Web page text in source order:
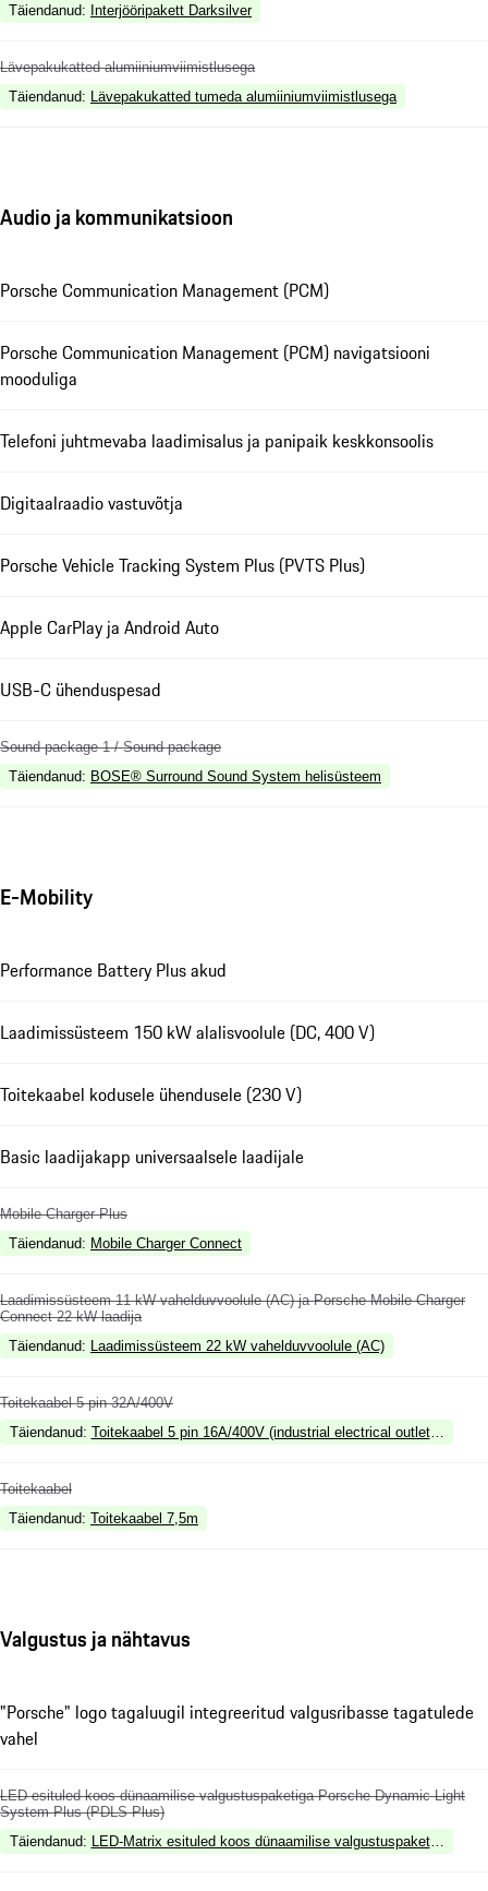
Täiendanud: Interjööripakett Darksilver
Lävepakukatted alumiiniumviimistlusega
Täiendanud: Lävepakukatted tumeda alumiiniumviimistlusega
Audio ja kommunikatsioon
Porsche Communication Management (PCM)
Porsche Communication Management (PCM) navigatsiooni
mooduliga
Telefoni juhtmevaba laadimisalus ja panipaik keskkonsoolis
Digitaalraadio vastuvõtja
Porsche Vehicle Tracking System Plus (PVTS Plus)
Apple CarPlay ja Android Auto
USB-C ühenduspesad
Sound package 1 / Sound package
Täiendanud: BOSE® Surround Sound System helisüsteem
E-Mobility
Performance Battery Plus akud
Laadimissüsteem 150 kW alalisvoolule (DC, 400 V)
Toitekaabel kodusele ühendusele (230 V)
Basic laadijakapp universaalsele laadijale
Mobile Charger Plus
Täiendanud: Mobile Charger Connect
Laadimissüsteem 11 kW vahelduvvoolule (AC) ja Porsche Mobile Charger
Connect 22 kW laadija
Täiendanud: Laadimissüsteem 22 kW vahelduvvoolule (AC)
Toitekaabel 5 pin 32A/400V
Täiendanud: Toitekaabel 5 pin 16A/400V (industrial electrical outlet red)
Toitekaabel
Täiendanud: Toitekaabel 7,5m
Valgustus ja nähtavus
"Porsche" logo tagaluugil integreeritud valgusribasse tagatulede
vahel
LED esituled koos dünaamilise valgustuspaketiga Porsche Dynamic Light
System Plus (PDLS Plus)
Täiendanud: LED-Matrix esituled koos dünaamilise valgustuspaketiga